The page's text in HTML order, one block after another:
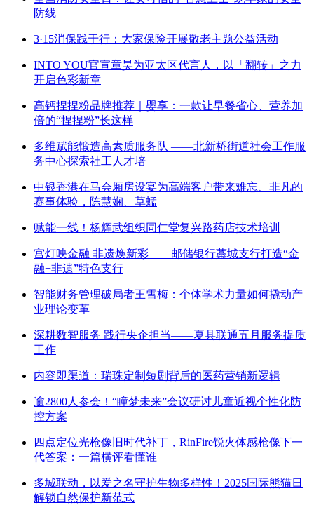
防线
3·15消保践于行：大家保险开展敬老主题公益活动
INTO YOU官宣章昊为亚太区代言人，以「翻转」之力
开启色彩新章
高钙捏捏粉品牌推荐｜婴享：一款让早餐省心、营养加
倍的“捏捏粉”长这样
多维赋能锻造高素质服务队 ——北新桥街道社会工作服
务中心探索社工人才培
中银香港在马会厢房设宴为高端客户带来难忘、非凡的
赛事体验，陈慧娴、草蜢
赋能一线！杨辉武组织同仁堂复兴路药店技术培训
宫灯映金融 非遗焕新彩——邮储银行藁城支行打造“金
融+非遗”特色支行
智能财务管理破局者王雪梅：个体学术力量如何撬动产
业理论变革
深耕数智服务 践行央企担当——夏县联通五月服务提质
工作
内容即渠道：瑞珠定制短剧背后的医药营销新逻辑
逾2800人参会！“瞳梦未来”会议研讨儿童近视个性化防
控方案
四点定位光枪像旧时代补丁，RinFire锐火体感枪像下一
代答案：一篇横评看懂谁
多城联动，以爱之名守护生物多样性！2025国际熊猫日
解锁自然保护新范式